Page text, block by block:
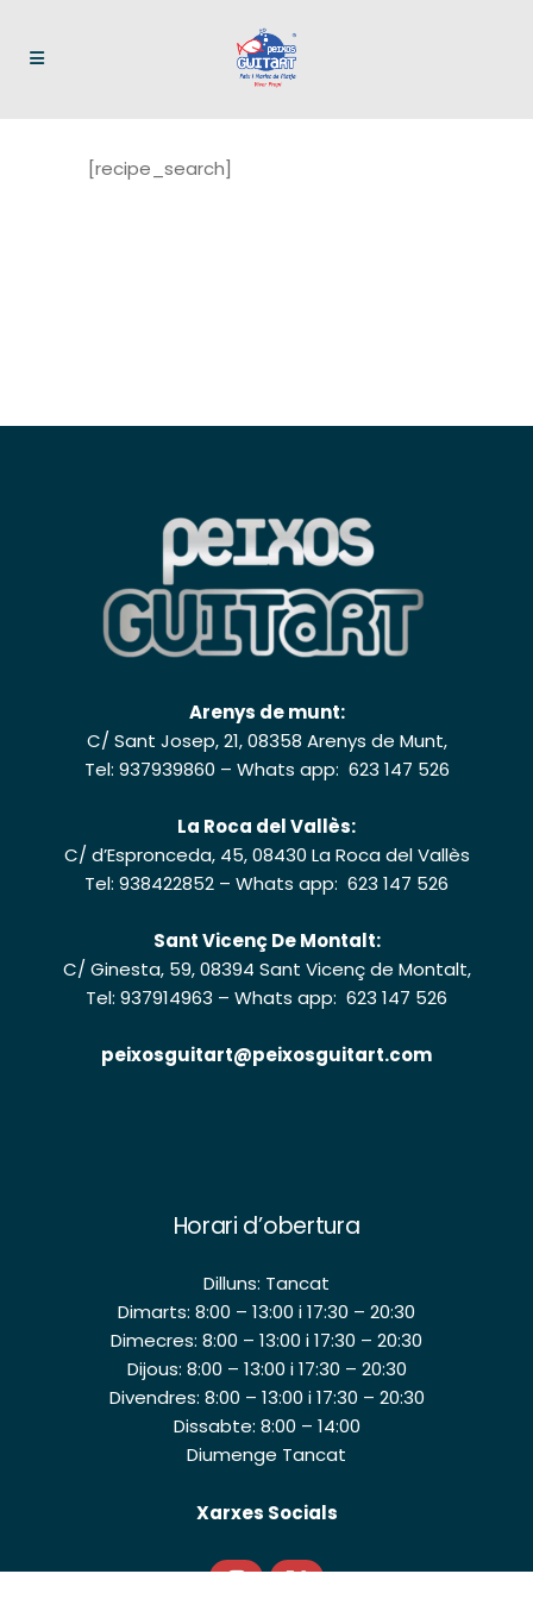
[recipe_search]
Arenys de munt:
C/ Sant Josep, 21, 08358 Arenys de Munt,
Tel: 937939860 – Whats app: 623 147 526
La Roca del Vallès:
C/ d’Espronceda, 45, 08430 La Roca del Vallès
Tel: 938422852 – Whats app: 623 147 526
Sant Vicenç De Montalt:
C/ Ginesta, 59, 08394 Sant Vicenç de Montalt,
Tel: 937914963 – Whats app: 623 147 526
peixosguitart@peixosguitart.com
Horari d’obertura
Dilluns: Tancat
Dimarts: 8:00 – 13:00 i 17:30 – 20:30
Dimecres: 8:00 – 13:00 i 17:30 – 20:30
Dijous: 8:00 – 13:00 i 17:30 – 20:30
Divendres: 8:00 – 13:00 i 17:30 – 20:30
Dissabte: 8:00 – 14:00
Diumenge Tancat
Xarxes Socials